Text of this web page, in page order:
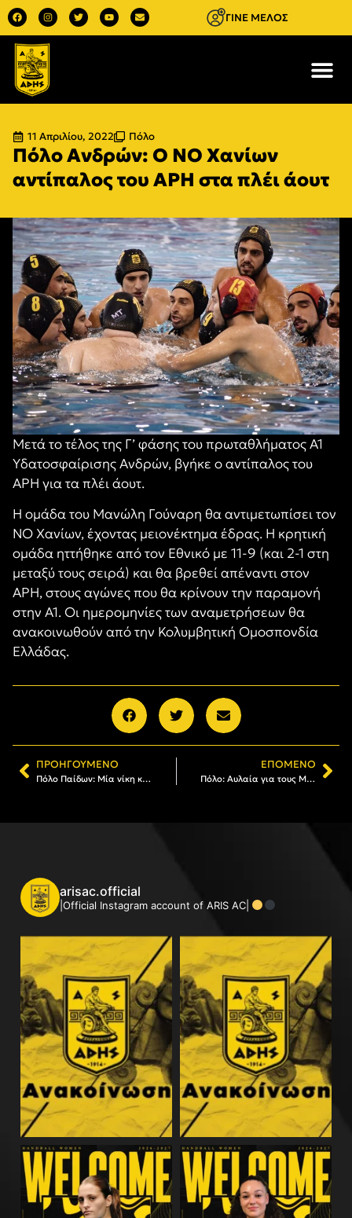
ΓΙΝΕ ΜΕΛΟΣ
11 Απριλίου, 2022 Πόλο
Πόλο Ανδρών: Ο ΝΟ Χανίων
αντίπαλος του ΑΡΗ στα πλέι άουτ
Μετά το τέλος της Γ’ φάσης του πρωταθλήματος Α1
Υδατοσφαίρισης Ανδρών, βγήκε ο αντίπαλος του
ΑΡΗ για τα πλέι άουτ.
Η ομάδα του Μανώλη Γούναρη θα αντιμετωπίσει τον
ΝΟ Χανίων, έχοντας μειονέκτημα έδρας. Η κρητική
ομάδα ηττήθηκε από τον Εθνικό με 11-9 (και 2-1 στη
μεταξύ τους σειρά) και θα βρεθεί απέναντι στον
ΑΡΗ, στους αγώνες που θα κρίνουν την παραμονή
στην Α1. Οι ημερομηνίες των αναμετρήσεων θα
ανακοινωθούν από την Κολυμβητική Ομοσπονδία
Ελλάδας.
ΠΡΟΗΓΟΎΜΕΝΟ
Πόλο Παίδων: Μία νίκη και μία ήττα για ΑΡΗ, την Κυριακή (10/04) τα σπουδαία
ΕΠΌΜΕΝΟ
Πόλο: Αυλαία για τους Μίνι Παίδες του ΑΡΗ
arisac.official
|Official Instagram account of ARIS AC|